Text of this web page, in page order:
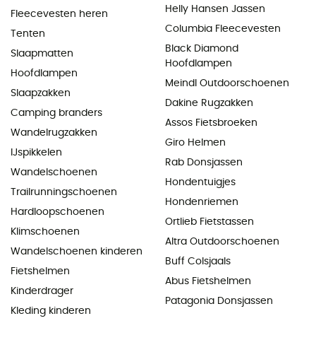
Fleecevesten heren
Tenten
Slaapmatten
Hoofdlampen
Slaapzakken
Camping branders
Wandelrugzakken
IJspikkelen
Wandelschoenen
Trailrunningschoenen
Hardloopschoenen
Klimschoenen
Wandelschoenen kinderen
Fietshelmen
Kinderdrager
Kleding kinderen
Helly Hansen Jassen
Columbia Fleecevesten
Black Diamond
Hoofdlampen
Meindl Outdoorschoenen
Dakine Rugzakken
Assos Fietsbroeken
Giro Helmen
Rab Donsjassen
Hondentuigjes
Hondenriemen
Ortlieb Fietstassen
Altra Outdoorschoenen
Buff Colsjaals
Abus Fietshelmen
Patagonia Donsjassen